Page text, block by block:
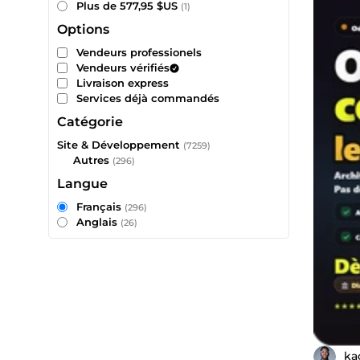
Plus de 577,95 $US (1)
Options
Vendeurs professionels
Vendeurs vérifiés
Livraison express
Services déjà commandés
Catégorie
Site & Développement (7259)
Autres (296)
Langue
Français (296)
Anglais (26)